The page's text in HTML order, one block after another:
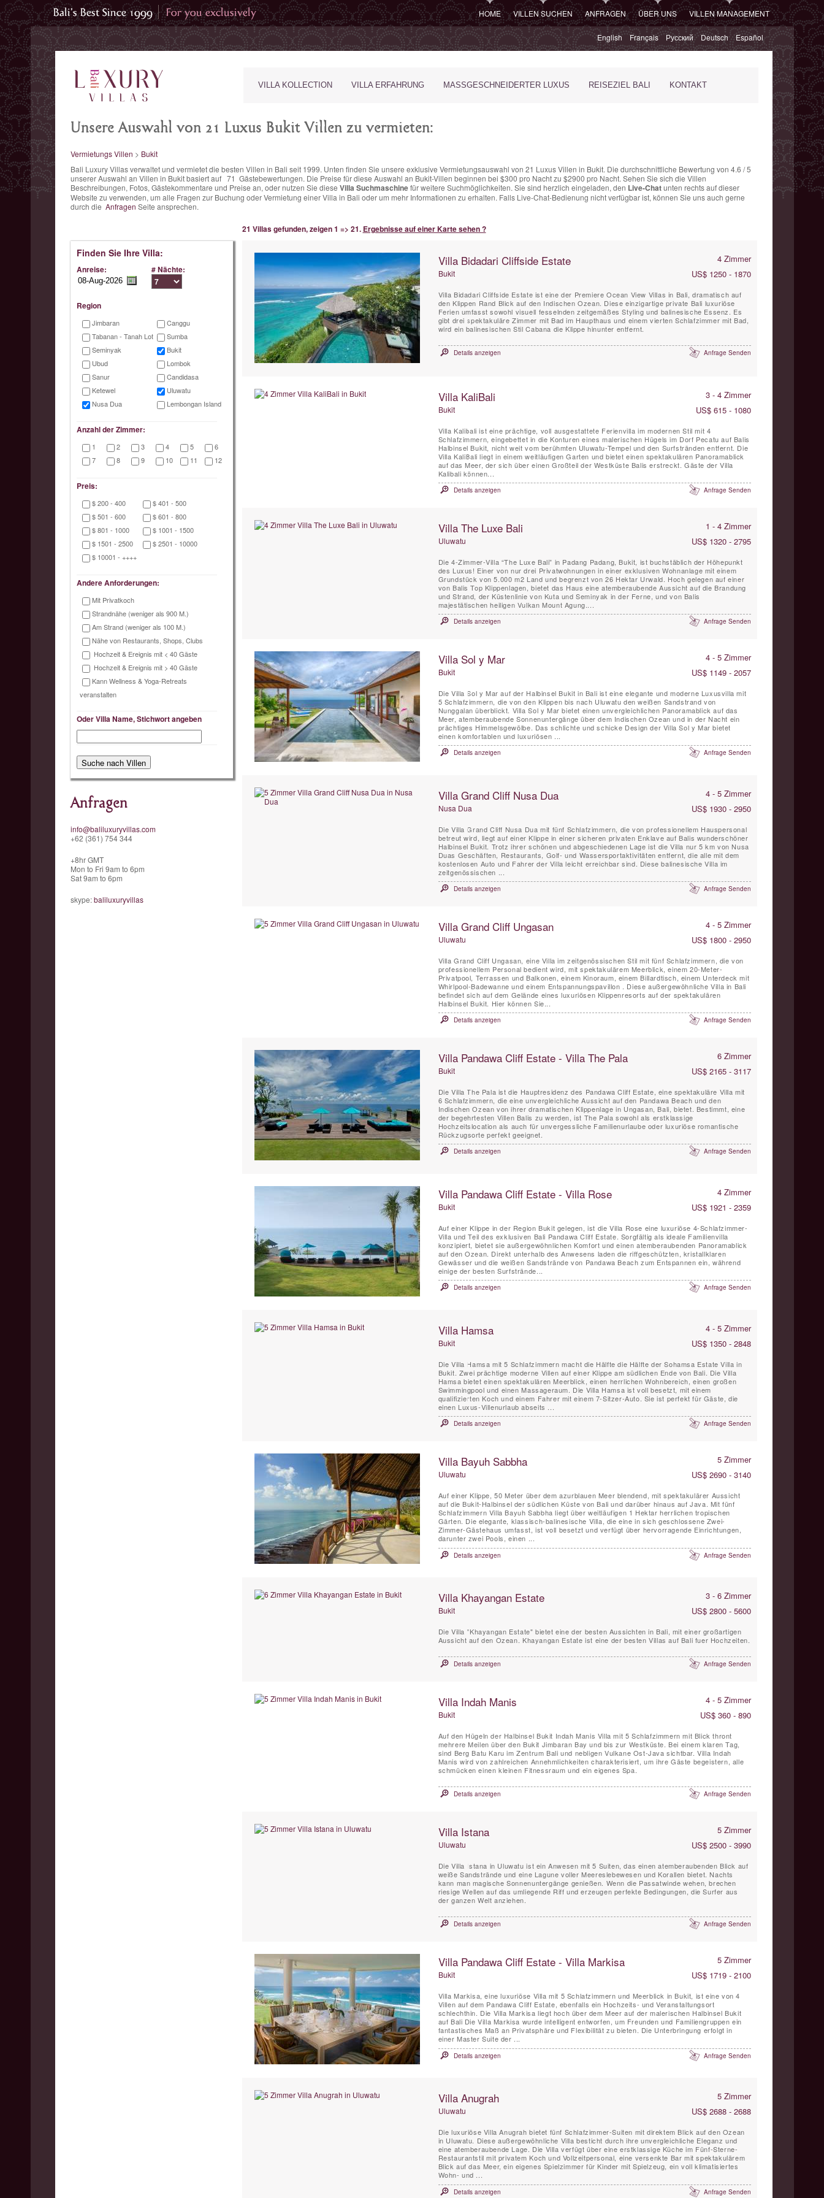
HOME VILLEN SUCHEN ANFRAGEN ÜBER UNS VILLEN MANAGEMENT
English Français Русский Deutsch Español
VILLA KOLLECTION VILLA ERFAHRUNG MASSGESCHNEIDERTER LUXUS REISEZIEL BALI KONTAKT
Unsere Auswahl von 21 Luxus Bukit Villen zu vermieten:
Vermietungs Villen > Bukit
Bali Luxury Villas verwaltet und vermietet die besten Villen in Bali seit 1999. Unten finden Sie unsere exklusive Vermietungsauswahl von 21 Luxus Villen in Bukit. Die durchschnittliche Bewertung von 4.6 /5
unserer Auswahl an Villen in Bukit basiert auf 71 Gästebewertungen. Die Preise für diese Auswahl an Bukit-Villen beginnen bei $300 pro Nachtzu $2900 pro Nacht. Sehen Sie sich die Villen
Beschreibungen, Fotos, Gästekommentare und Preise an, oder nutzen Sie diese Villa Suchmaschinefür weitere Suchmöglichkeiten. Sie sind herzlich eingeladen, den Live-Chatunten rechts auf dieser
Website zu verwenden, um alle Fragen zur Buchung oder Vermietung einer Villa in Bali oder um mehr Informationen zu erhalten. Falls Live-Chat-Bedienung nicht verfügbar ist, können Sie uns auch gerne
durch die Anfragen Seite ansprechen.
Finden Sie Ihre Villa:
Anreise: # Nächte:
Region
Jimbaran
Canggu
Tabanan - Tanah Lot
Sumba
Seminyak
Bukit
Ubud
Lombok
Sanur
Candidasa
Ketewel
Uluwatu
Nusa Dua
Lembongan Island
Anzahl der Zimmer:
1 2 3 4 5
6
7
8 9 10 11 12
Preis:
$ 200 - 400
$ 401 - 500
$ 501 - 600
$ 601 - 800
$ 801 - 1000
$ 1001 - 1500
$ 1501 - 2500
$ 2501 - 10000
$ 10001 - ++++
Andere Anforderungen:
Mit Privatkoch
Strandnähe (weniger als 900 M.)
Am Strand (weniger als 100 M.)
Nähe von Restaurants, Shops, Clubs
Hochzeit & Ereignis mit < 40 Gäste
Hochzeit & Ereignis mit > 40 Gäste
Kann Wellness & Yoga-Retreats
veranstalten
Oder Villa Name, Stichwort angeben
Anfragen
info@baliluxuryvillas.com
+62 (361) 754 344
+8hr GMT
Mon to Fri 9am to 6pm
Sat 9am to 6pm
skype: baliluxuryvillas
21 Villas gefunden, zeigen 1 => 21. Ergebnisse auf einer Karte sehen ?
Villa Bidadari Cliffside Estate 4 Zimmer
Bukit US$ 1250 - 1870
Villa Bidadari Cliffside Estate ist eine der Premiere Ocean View Villas in Bali, dramatisch auf
den Klippen Rand Blick auf den Indischen Ozean. Diese einzigartige private Bali luxuriöse
Ferien umfasst sowohl visuell fesselnden zeitgemäßes Styling und balinesische Essenz. Es
gibt drei spektakuläre Zimmer mit Bad im Haupthaus und einem vierten Schlafzimmer mit Bad,
wird ein balinesischen Stil Cabana die Klippe hinunter entfernt.
Details anzeigen Anfrage Senden
Villa KaliBali 3 - 4 Zimmer
Bukit US$ 615 - 1080
Villa Kalibali ist eine prächtige, voll ausgestattete Ferienvilla im modernen Stil mit 4
Schlafzimmern, eingebettet in die Konturen eines malerischen Hügels im Dorf Pecatu auf Balis
Halbinsel Bukit, nicht weit vom berühmten Uluwatu-Tempel und den Surfstränden entfernt. Die
Villa KaliBali liegt in einem weitläufigen Garten und bietet einen spektakulären Panoramablick
auf das Meer, der sich über einen Großteil der Westküste Balis erstreckt. Gäste der Villa
Kalibali können...
Details anzeigen Anfrage Senden
Villa The Luxe Bali 1 - 4 Zimmer
Uluwatu US$ 1320 - 2795
Die 4-Zimmer-Villa “The Luxe Bali” in Padang Padang, Bukit, ist buchstäblich der Höhepunkt
des Luxus! Einer von nur drei Privatwohnungen in einer exklusiven Wohnanlage mit einem
Grundstück von 5.000 m2 Land und begrenzt von 26 Hektar Urwald. Hoch gelegen auf einer
von Balis Top Klippenlagen, bietet das Haus eine atemberaubende Aussicht auf die Brandung
und Strand, der Küstenlinie von Kuta und Seminyak in der Ferne, und von Balis
majestätischen heiligen Vulkan Mount Agung....
Details anzeigen Anfrage Senden
Villa Sol y Mar 4 - 5 Zimmer
Bukit US$ 1149 - 2057
Die Villa Sol y Mar auf der Halbinsel Bukit in Bali ist eine elegante und moderne Luxusvilla mit
5 Schlafzimmern, die von den Klippen bis nach Uluwatu den weißen Sandstrand von
Nunggalan überblickt. Villa Sol y Mar bietet einen unvergleichlichen Panoramablick auf das
Meer, atemberaubende Sonnenuntergänge über dem Indischen Ozean und in der Nacht ein
prächtiges Himmelsgewölbe. Das schlichte und schicke Design der Villa Sol y Mar bietet
einen komfortablen und luxuriösen ...
Details anzeigen Anfrage Senden
Villa Grand Cliff Nusa Dua 4 - 5 Zimmer
Nusa Dua US$ 1930 - 2950
Die Villa Grand Cliff Nusa Dua mit fünf Schlafzimmern, die von professionellem Hauspersonal
betreut wird, liegt auf einer Klippe in einer sicheren privaten Enklave auf Balis wunderschöner
Halbinsel Bukit. Trotz ihrer schönen und abgeschiedenen Lage ist die Villa nur 5 km von Nusa
Duas Geschäften, Restaurants, Golf- und Wassersportaktivitäten entfernt, die alle mit dem
kostenlosen Auto und Fahrer der Villa leicht erreichbar sind. Diese balinesische Villa im
zeitgenössischen ...
Details anzeigen Anfrage Senden
Villa Grand Cliff Ungasan 4 - 5 Zimmer
Uluwatu US$ 1800 - 2950
Villa Grand Cliff Ungasan, eine Villa im zeitgenössischen Stil mit fünf Schlafzimmern, die von
professionellem Personal bedient wird, mit spektakulärem Meerblick, einem 20-Meter-
Privatpool, Terrassen und Balkonen, einem Kinoraum, einem Billardtisch, einem Unterdeck mit
Whirlpool-Badewanne und einem Entspannungspavillon . Diese außergewöhnliche Villa in Bali
befindet sich auf dem Gelände eines luxuriösen Klippenresorts auf der spektakulären
Halbinsel Bukit. Hier können Sie...
Details anzeigen Anfrage Senden
Villa Pandawa Cliff Estate - Villa The Pala 6 Zimmer
Bukit US$ 2165 - 3117
Die Villa The Pala ist die Hauptresidenz des Pandawa Cliff Estate, eine spektakuläre Villa mit
6 Schlafzimmern, die eine unvergleichliche Aussicht auf den Pandawa Beach und den
Indischen Ozean von ihrer dramatischen Klippenlage in Ungasan, Bali, bietet. Bestimmt, eine
der begehrtesten Villen Balis zu werden, ist The Pala sowohl als erstklassige
Hochzeitslocation als auch für unvergessliche Familienurlaube oder luxuriöse romantische
Rückzugsorte perfekt geeignet.
Details anzeigen Anfrage Senden
Villa Pandawa Cliff Estate - Villa Rose 4 Zimmer
Bukit US$ 1921 - 2359
Auf einer Klippe in der Region Bukit gelegen, ist die Villa Rose eine luxuriöse 4-Schlafzimmer-
Villa und Teil des exklusiven Bali Pandawa Cliff Estate. Sorgfältig als ideale Familienvilla
konzipiert, bietet sie außergewöhnlichen Komfort und einen atemberaubenden Panoramablick
auf den Ozean. Direkt unterhalb des Anwesens laden die riffgeschützten, kristallklaren
Gewässer und die weißen Sandstrände von Pandawa Beach zum Entspannen ein, während
einige der besten Surfstrände...
Details anzeigen Anfrage Senden
Villa Hamsa 4 - 5 Zimmer
Bukit US$ 1350 - 2848
Die Villa Hamsa mit 5 Schlafzimmern macht die Hälfte die Hälfte der Sohamsa Estate Villa in
Bukit. Zwei prächtige moderne Villen auf einer Klippe am südlichen Ende von Bali. Die Villa
Hamsa bietet einen spektakulären Meerblick, einen herrlichen Wohnbereich, einen großen
Swimmingpool und einen Massageraum. Die Villa Hamsa ist voll besetzt, mit einem
qualifizierten Koch und einem Fahrer mit einem 7-Sitzer-Auto. Sie ist perfekt für Gäste, die
einen Luxus-Villenurlaub abseits ...
Details anzeigen Anfrage Senden
Villa Bayuh Sabbha 5 Zimmer
Uluwatu US$ 2690 - 3140
Auf einer Klippe, 50 Meter über dem azurblauen Meer blendend, mit spektakulärer Aussicht
auf die Bukit-Halbinsel der südlichen Küste von Bali und darüber hinaus auf Java. Mit fünf
Schlafzimmern Villa Bayuh Sabbha liegt über weitläufigen 1 Hektar herrlichen tropischen
Gärten. Die elegante, klassisch-balinesische Villa, die eine in sich geschlossene Zwei-
Zimmer-Gästehaus umfasst, ist voll besetzt und verfügt über hervorragende Einrichtungen,
darunter zwei Pools, einen ...
Details anzeigen Anfrage Senden
Villa Khayangan Estate 3 - 6 Zimmer
Bukit US$ 2800 - 5600
Die Villa "Khayangan Estate" bietet eine der besten Aussichten in Bali, mit einer großartigen
Aussicht auf den Ozean. Khayangan Estate ist eine der besten Villas auf Bali fuer Hochzeiten.
Details anzeigen Anfrage Senden
Villa Indah Manis 4 - 5 Zimmer
Bukit US$ 360 - 890
Auf den Hügeln der Halbinsel Bukit Indah Manis Villa mit 5 Schlafzimmern mit Blick thront
mehrere Meilen über den Bukit Jimbaran Bay und bis zur Westküste. Bei einem klaren Tag,
sind Berg Batu Karu im Zentrum Bali und nebligen Vulkane Ost-Java sichtbar. Villa Indah
Manis wird von zahlreichen Annehmlichkeiten charakterisiert, um ihre Gäste begeistern, alle
schmücken einen kleinen Fitnessraum und ein eigenes Spa.
Details anzeigen Anfrage Senden
Villa Istana 5 Zimmer
Uluwatu US$ 2500 - 3990
Die Villa Istana in Uluwatu ist ein Anwesen mit 5 Suiten, das einen atemberaubenden Blick auf
weiße Sandstrände und eine Lagune voller Meereslebewesen und Korallen bietet. Nachts
kann man magische Sonnenuntergänge genießen. Wenn die Passatwinde wehen, brechen
riesige Wellen auf das umliegende Riff und erzeugen perfekte Bedingungen, die Surfer aus
der ganzen Welt anziehen.
Details anzeigen Anfrage Senden
Villa Pandawa Cliff Estate - Villa Markisa 5 Zimmer
Bukit US$ 1719 - 2100
Villa Markisa, eine luxuriöse Villa mit 5 Schlafzimmern und Meerblick in Bukit, ist eine von 4
Villen auf dem Pandawa Cliff Estate, ebenfalls ein Hochzeits- und Veranstaltungsort
schlechthin. Die Villa Markisa liegt hoch über dem Meer auf der malerischen Halbinsel Bukit
auf Bali Die Villa Markisa wurde intelligent entworfen, um Freunden und Familiengruppen ein
fantastisches Maß an Privatsphäre und Flexibilität zu bieten. Die Unterbringung erfolgt in
einer Master Suite der ...
Details anzeigen Anfrage Senden
Villa Anugrah 5 Zimmer
Uluwatu US$ 2688 - 2688
Die luxuriöse Villa Anugrah bietet fünf Schlafzimmer-Suiten mit direktem Blick auf den Ozean
in Uluwatu. Diese außergewöhnliche Villa besticht durch ihre unvergleichliche Eleganz und
eine atemberaubende Lage. Die Villa verfügt über eine erstklassige Küche im Fünf-Sterne-
Restaurantstil mit privatem Koch und Vollzeitpersonal, eine versenkte Bar mit spektakulärem
Blick auf das Meer, ein eigenes Spielzimmer für Kinder mit Spielzeug, ein voll klimatisiertes
Wohn- und ...
Details anzeigen Anfrage Senden